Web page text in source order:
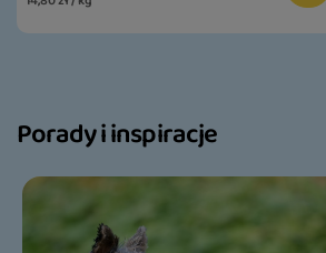
Porady i inspiracje